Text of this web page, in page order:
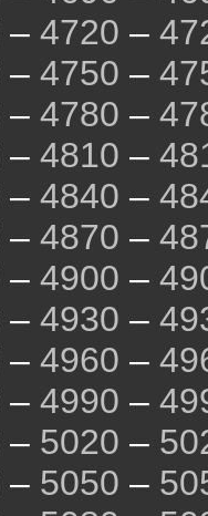
– 4720 –
– 4750 –
– 4780 –
– 4810 –
– 4840 –
– 4870 –
– 4900 –
– 4930 –
– 4960 –
– 4990 –
– 5020 –
– 5050 –